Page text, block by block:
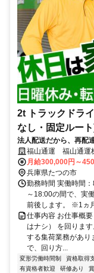
2t トラックドラ
なし・固定ルー
ﾄﾞﾗｲﾊﾞｰ2t(正社員)
法人配送だから、再配
み、転勤無と働きやす
福山通運 福山通運
月給300,000円～
兵庫県たつの市
勤務時間 実働時間
～18:00の間で、実
前後します。 ※1ヵ
仕事内容 お仕事概
はナシ） を回りま
する集荷業務があり
で、回り方...
変形労働時間制 資格取得
有資格者歓迎
研修あり